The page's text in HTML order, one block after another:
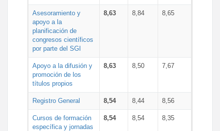
Asesoramiento y
apoyo a la
planificación de
congresos científicos
por parte del SGI
8,63 8,84 8,65
Apoyo a la difusión y
promoción de los
títulos propios
8,63 8,50 7,67
Registro General 8,54 8,44 8,56
Cursos de formación
específica y jornadas
8,54 8,54 8,35